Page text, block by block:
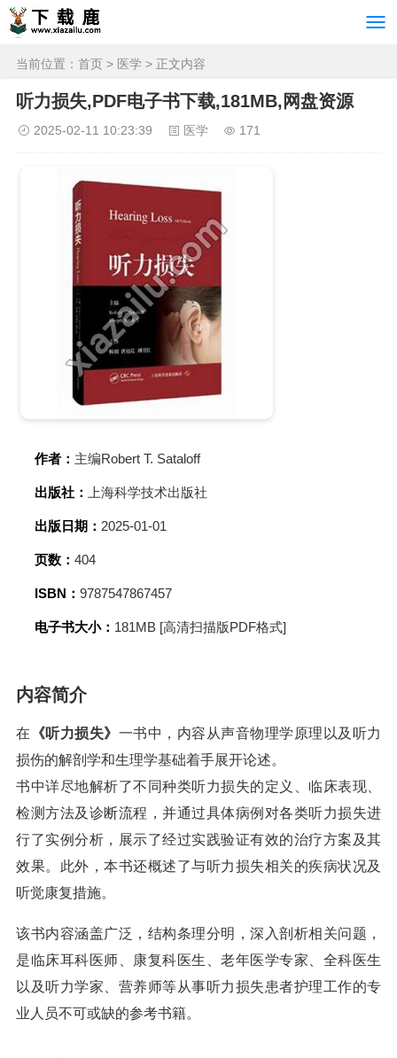
当前位置： 首页 > 医学 > 正文内容
听力损失,PDF电子书下载,181MB,网盘资源
2025-02-11 10:23:39 医学 171
作者： 主编Robert T. Sataloff
出版社： 上海科学技术出版社
出版日期： 2025-01-01
页数： 404
ISBN： 9787547867457
电子书大小： 181MB [高清扫描版PDF格式]
内容简介
在 《听力损失》 一书中，内容从声音物理学原理以及听力
损伤的解剖学和生理学基础着手展开论述。
书中详尽地解析了不同种类听力损失的定义、临床表现、
检测方法及诊断流程，并通过具体病例对各类听力损失进
行了实例分析，展示了经过实践验证有效的治疗方案及其
效果。此外，本书还概述了与听力损失相关的疾病状况及
听觉康复措施。
该书内容涵盖广泛，结构条理分明，深入剖析相关问题，
是临床耳科医师、康复科医生、老年医学专家、全科医生
以及听力学家、营养师等从事听力损失患者护理工作的专
业人员不可或缺的参考书籍。